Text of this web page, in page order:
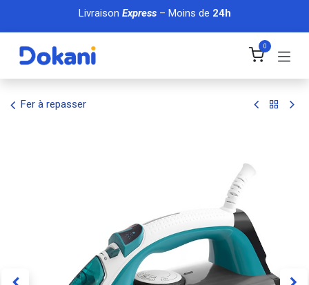
Se rendre au contenu
Livraison Express– Moins de 24h
0
Fer à repasser